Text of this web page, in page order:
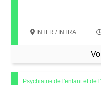
INTER / INTRA
Psychiatrie de l'enfant et de